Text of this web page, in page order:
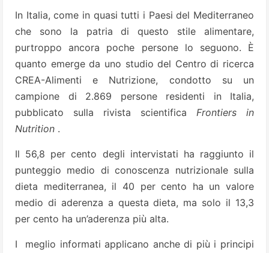
In Italia, come in quasi tutti i Paesi del Mediterraneo
che sono la patria di questo stile alimentare,
purtroppo ancora poche persone lo seguono. È
quanto emerge da uno studio del Centro di ricerca
CREA-Alimenti e Nutrizione, condotto su un
campione di 2.869 persone residenti in Italia,
pubblicato sulla rivista scientifica Frontiers in
Nutrition .
Il 56,8 per cento degli intervistati ha raggiunto il
punteggio medio di conoscenza nutrizionale sulla
dieta mediterranea, il 40 per cento ha un valore
medio di aderenza a questa dieta, ma solo il 13,3
per cento ha un’aderenza più alta.
I meglio informati applicano anche di più i principi